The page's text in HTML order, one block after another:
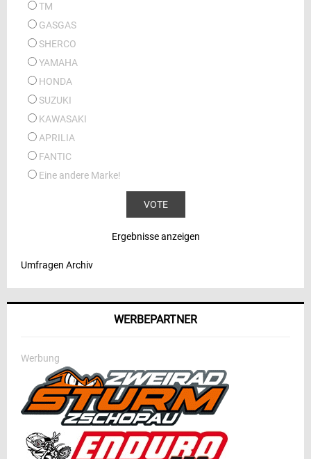
TM
GASGAS
SHERCO
YAMAHA
HONDA
SUZUKI
KAWASAKI
APRILIA
FANTIC
Eine andere Marke!
Ergebnisse anzeigen
Umfragen Archiv
WERBEPARTNER
Werbung